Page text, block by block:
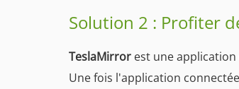
Solution 2 : Profiter
TeslaMirror est une
Une fois l'application